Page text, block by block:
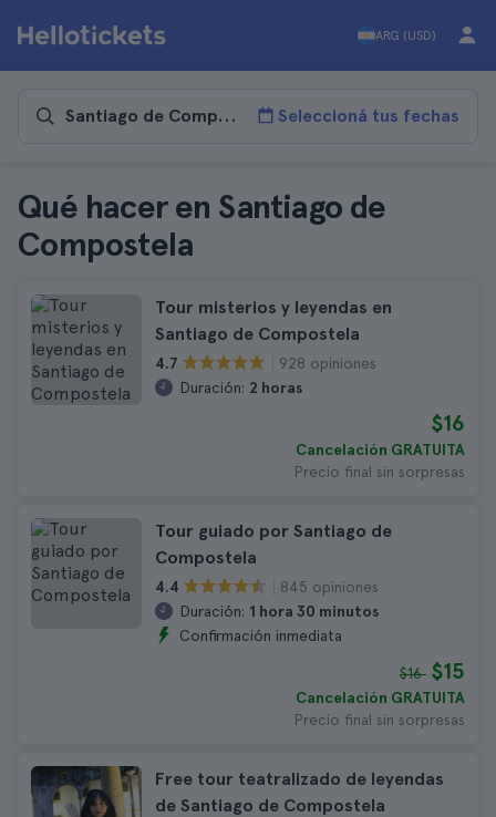
ARG (USD)
Seleccioná tus fechas
Qué hacer en Santiago de
Compostela
Tour misterios y leyendas en
Santiago de Compostela
4.7
928 opiniones
Duración: 2 horas
$16
Cancelación GRATUITA
Precio final sin sorpresas
Tour guiado por Santiago de
Compostela
4.4
845 opiniones
Duración: 1 hora 30 minutos
Confirmación inmediata
$16 $15
Cancelación GRATUITA
Precio final sin sorpresas
Free tour teatralizado de leyendas
de Santiago de Compostela